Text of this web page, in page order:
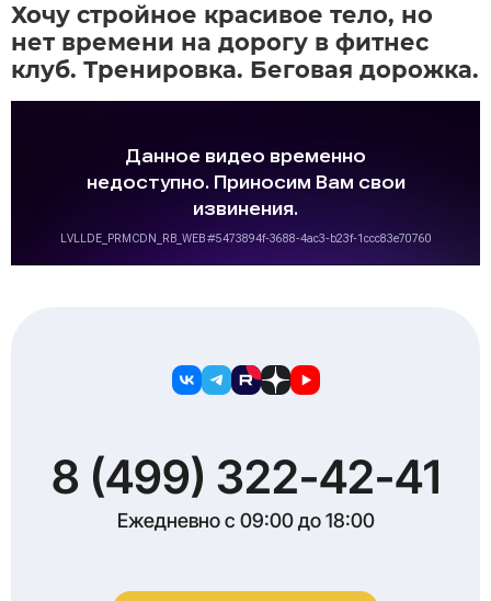
Хочу стройное красивое тело, но
нет времени на дорогу в фитнес
клуб. Тренировка. Беговая дорожка.
8 (499) 322-42-41
Ежедневно с 09:00 до 18:00